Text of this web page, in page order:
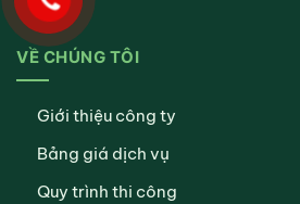
VỀ CHÚNG TÔI
Giới thiệu công ty
Bảng giá dịch vụ
Quy trình thi công